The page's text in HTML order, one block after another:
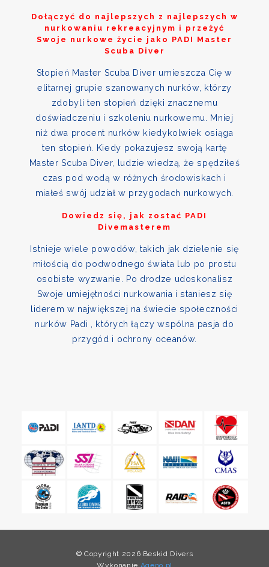
Dołączyć do najlepszych z najlepszych w
nurkowaniu rekreacyjnym i przeżyć
Swoje nurkowe życie jako PADI Master
Scuba Diver
Stopień Master Scuba Diver umieszcza Cię w
elitarnej grupie szanowanych nurków, którzy
zdobyli ten stopień dzięki znacznemu
doświadczeniu i szkoleniu nurkowemu. Mniej
niż dwa procent nurków kiedykolwiek osiąga
ten stopień. Kiedy pokazujesz swoją kartę
Master Scuba Diver, ludzie wiedzą, że spędziłeś
czas pod wodą w różnych środowiskach i
miałeś swój udział w przygodach nurkowych.
Dowiedz się, jak zostać PADI
Divemasterem
Istnieje wiele powodów, takich jak dzielenie się
miłością do podwodnego świata lub po prostu
osobiste wyzwanie. Po drodze udoskonalisz
Swoje umiejętności nurkowania i staniesz się
liderem w największej na świecie społeczności
nurków Padi , których łączy wspólna pasja do
przygód i ochrony oceanów.
© Copyright 2026 Beskid Divers